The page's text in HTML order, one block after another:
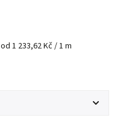
od 1 233,62 Kč / 1 m